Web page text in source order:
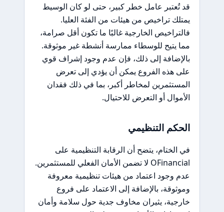
قد تُعتبر عامل خطر كبير، حتى لو كان الوسيط
يمتلك تراخيص من هيئات من الفئة العليا.
فالتراخيص الخارجية غالبًا ما تكون أقل صرامة،
مما يتيح للوسطاء ممارسة أنشطة غير موثوقة.
بالإضافة إلى ذلك، فإن عدم وجود إشراف قوي
على هذه الفروع يمكن أن يؤدي إلى تعرض
المستثمرين لمخاطر أكبر، بما في ذلك فقدان
الأموال أو التعرض للاحتيال.
الحكم التنظيمي
في الختام، يتضح أن الرقابة التنظيمية على
OFinancial لا تضمن الأمان الفعلي للمستثمرين.
عدم وجود اعتماد من هيئات تنظيمية معروفة
وموثوقة، بالإضافة إلى الاعتماد على فروع
خارجية، يثيران مخاوف جدية حول سلامة وأمان